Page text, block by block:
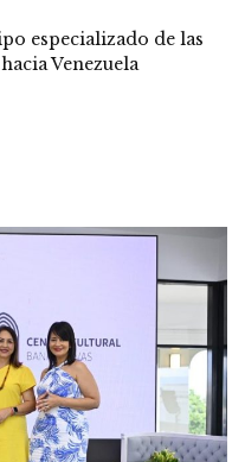
especializado de las
Venezuela